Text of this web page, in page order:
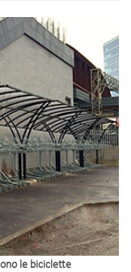
e scarsamente
2-3 anni,
e spese aggiuntive
garantiscono una durata
i costi complessivi del
le biciclette